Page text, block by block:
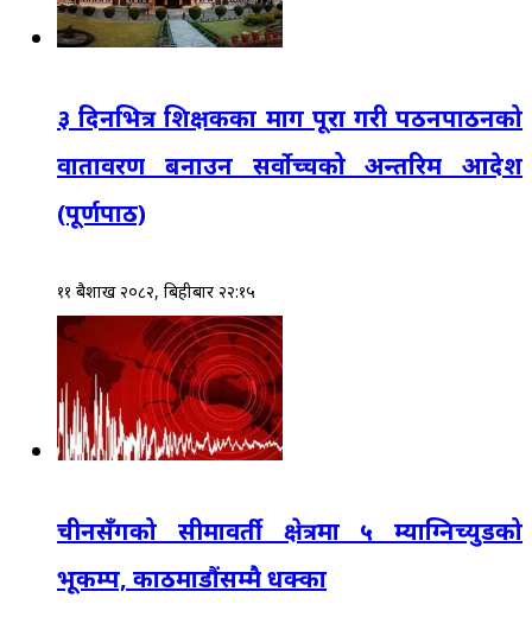
३ दिनभित्र शिक्षकका माग पूरा गरी पठनपाठनको
वातावरण बनाउन सर्वोच्चको अन्तरिम आदेश
(पूर्णपाठ)
११ बैशाख २०८२, बिहीबार २२:१५
चीनसँगको सीमावर्ती क्षेत्रमा ५ म्याग्निच्युडको
भूकम्प, काठमाडौंसम्मै धक्का